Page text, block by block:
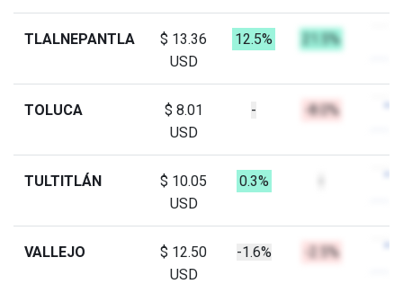
TLALNEPANTLA
$ 13.36
USD
12.5% 21.5%
TOLUCA
$ 8.01
USD
- -8.0%
TULTITLÁN
$ 10.05
USD
0.3%
VALLEJO
$ 12.50
USD
-1.6% -2.5%